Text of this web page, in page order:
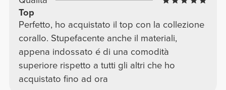
Top
Perfetto, ho acquistato il top con la collezione
corallo. Stupefacente anche il materiali,
appena indossato é di una comodità
superiore rispetto a tutti gli altri che ho
acquistato fino ad ora